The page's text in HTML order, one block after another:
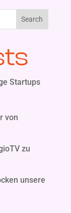
Search
Startups
von
zu
unsere